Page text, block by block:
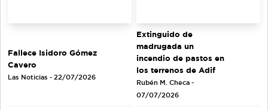
Fallece Isidoro Gómez
Cavero
Las Noticias - 22/07/2026
Extinguido de
madrugada un
incendio de pastos en
los terrenos de Adif
Rubén M. Checa -
07/07/2026